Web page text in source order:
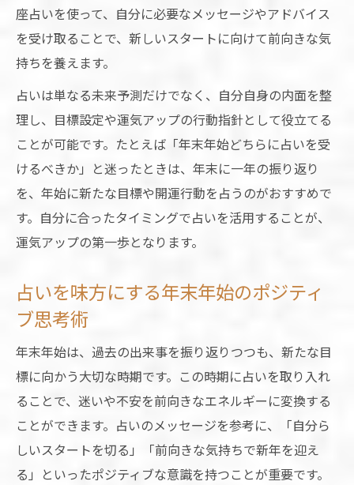
座占いを使って、自分に必要なメッセージやアドバイス
を受け取ることで、新しいスタートに向けて前向きな気
持ちを養えます。
占いは単なる未来予測だけでなく、自分自身の内面を整
理し、目標設定や運気アップの行動指針として役立てる
ことが可能です。たとえば「年末年始どちらに占いを受
けるべきか」と迷ったときは、年末に一年の振り返り
を、年始に新たな目標や開運行動を占うのがおすすめで
す。自分に合ったタイミングで占いを活用することが、
運気アップの第一歩となります。
占いを味方にする年末年始のポジティ
ブ思考術
年末年始は、過去の出来事を振り返りつつも、新たな目
標に向かう大切な時期です。この時期に占いを取り入れ
ることで、迷いや不安を前向きなエネルギーに変換する
ことができます。占いのメッセージを参考に、「自分ら
しいスタートを切る」「前向きな気持ちで新年を迎え
る」といったポジティブな意識を持つことが重要です。